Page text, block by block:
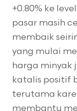
+0.80% ke
pasar masih
membaik
yang mulai
harga minyak
katalis positif
terutama
membantu